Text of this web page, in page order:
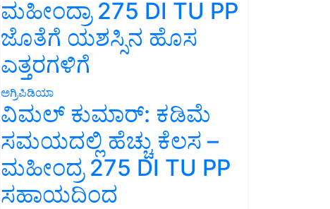
ಮಹೀಂದ್ರಾ 275 DI TU PP
ಜೊತೆಗೆ ಯಶಸ್ಸಿನ ಹೊಸ
ಎತ್ತರಗಳಿಗೆ
ಅಗ್ರಿಪಿಡಿಯಾ
ವಿಮಲ್ ಕುಮಾರ್: ಕಡಿಮೆ
ಸಮಯದಲ್ಲಿ ಹೆಚ್ಚು ಕೆಲಸ –
ಮಹೀಂದ್ರ 275 DI TU PP
ಸಹಾಯದಿಂದ